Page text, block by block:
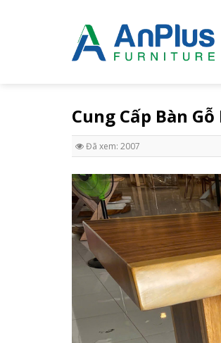
Cung Cấp Bàn
Đã xem: 2007